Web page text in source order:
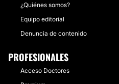
¿Quiénes somos?
Equipo editorial
Denuncia de contenido
PROFESIONALES
Acceso Doctores